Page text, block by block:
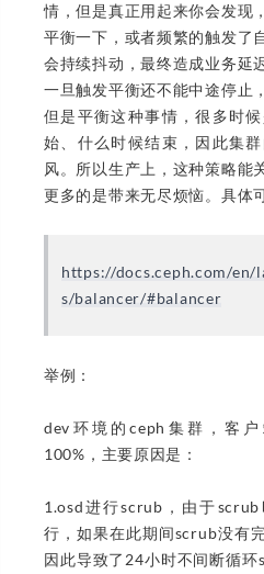
情，但是真正用起来你会发现
平衡一下，或者频繁的触发了
会持续抖动，最终造成业务延
一旦触发平衡还不能中途停止
但是平衡这种事情，很多时
始、什么时候结束，因此集
风。所以生产上，这种策略能
更多的是带来无尽烦恼。具体
https://docs.ceph.com/
s/balancer/#balancer
举例：
dev环境的ceph集群，客
100%，主要原因是：
1.osd进行scrub，由于
行，如果在此期间scrub没有
因此导致了24小时不间断循